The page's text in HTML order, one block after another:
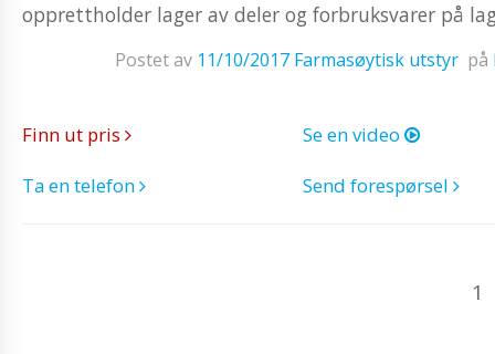
opprettholder lager av deler og forbruksvarer på
Postet av 11/10/2017 Farmasøytisk utstyr på
Finn ut pris
Se en video
Ta en telefon
Send forespørsel
1